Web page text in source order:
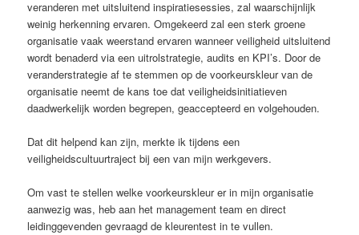
veranderen met uitsluitend inspiratiesessies, zal waarschijnlijk
weinig herkenning ervaren. Omgekeerd zal een sterk groene
organisatie vaak weerstand ervaren wanneer veiligheid uitsluitend
wordt benaderd via een uitrolstrategie, audits en KPI’s. Door de
veranderstrategie af te stemmen op de voorkeurskleur van de
organisatie neemt de kans toe dat veiligheidsinitiatieven
daadwerkelijk worden begrepen, geaccepteerd en volgehouden.
Dat dit helpend kan zijn, merkte ik tijdens een
veiligheidscultuurtraject bij een van mijn werkgevers.
Om vast te stellen welke voorkeurskleur er in mijn organisatie
aanwezig was, heb aan het management team en direct
leidinggevenden gevraagd de kleurentest in te vullen.